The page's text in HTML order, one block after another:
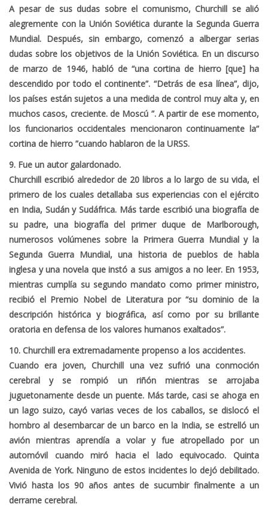
A pesar de sus dudas sobre el comunismo, Churchill se alió
alegremente con la Unión Soviética durante la Segunda Guerra
Mundial. Después, sin embargo, comenzó a albergar serias
dudas sobre los objetivos de la Unión Soviética. En un discurso
de marzo de 1946, habló de “una cortina de hierro [que] ha
descendido por todo el continente”. “Detrás de esa línea”, dijo,
los países están sujetos a una medida de control muy alta y, en
muchos casos, creciente. de Moscú ”. A partir de ese momento,
los funcionarios occidentales mencionaron continuamente la“
cortina de hierro ”cuando hablaron de la URSS.
9. Fue un autor galardonado.
Churchill escribió alrededor de 20 libros a lo largo de su vida, el
primero de los cuales detallaba sus experiencias con el ejército
en India, Sudán y Sudáfrica. Más tarde escribió una biografía de
su padre, una biografía del primer duque de Marlborough,
numerosos volúmenes sobre la Primera Guerra Mundial y la
Segunda Guerra Mundial, una historia de pueblos de habla
inglesa y una novela que instó a sus amigos a no leer. En 1953,
mientras cumplía su segundo mandato como primer ministro,
recibió el Premio Nobel de Literatura por “su dominio de la
descripción histórica y biográfica, así como por su brillante
oratoria en defensa de los valores humanos exaltados”.
10. Churchill era extremadamente propenso a los accidentes.
Cuando era joven, Churchill una vez sufrió una conmoción
cerebral y se rompió un riñón mientras se arrojaba
juguetonamente desde un puente. Más tarde, casi se ahoga en
un lago suizo, cayó varias veces de los caballos, se dislocó el
hombro al desembarcar de un barco en la India, se estrelló un
avión mientras aprendía a volar y fue atropellado por un
automóvil cuando miró hacia el lado equivocado. Quinta
Avenida de York. Ninguno de estos incidentes lo dejó debilitado.
Vivió hasta los 90 años antes de sucumbir finalmente a un
derrame cerebral.